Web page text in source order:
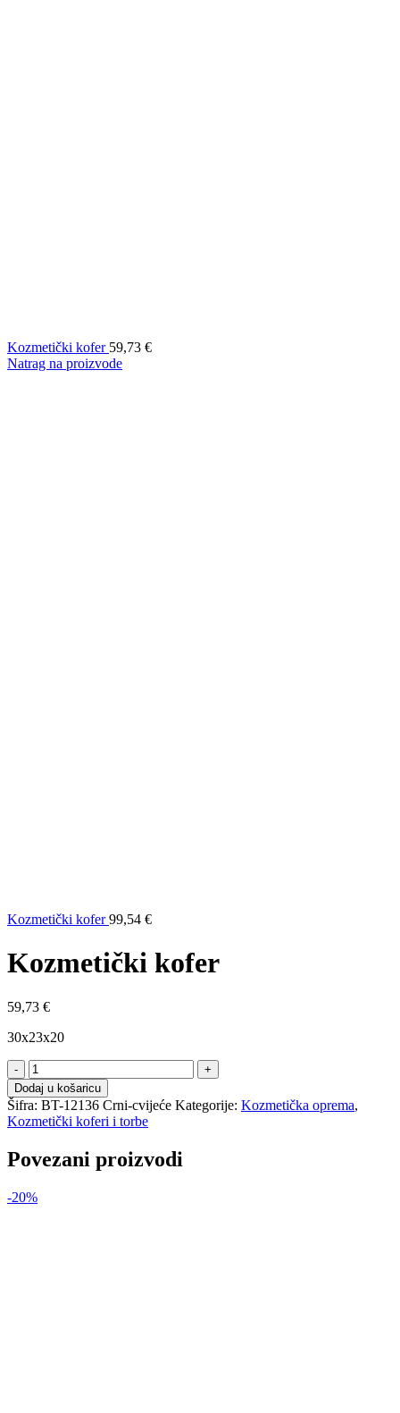
Kozmetički kofer 59,73 €
Natrag na proizvode
Kozmetički kofer99,54 €
Kozmetički kofer
59,73 €
30x23x20
Kozmetički
kofer
količina
Dodaj u košaricu
Šifra: BT-12136 Crni-cvijeće Kategorije: Kozmetička oprema,
Kozmetički koferi i torbe
Povezani proizvodi
-20%